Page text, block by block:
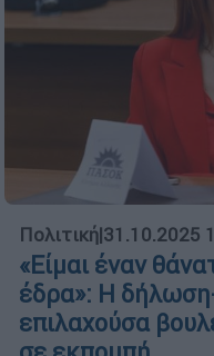
Πολιτική|31.10.2025
«Είμαι έναν
έδρα»: Η
επιλαχούσα